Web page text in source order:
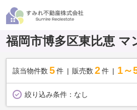
福岡市博多区東比恵 マ
該当物件数 5件 販売数 2 件 1～
絞り込み条件： なし